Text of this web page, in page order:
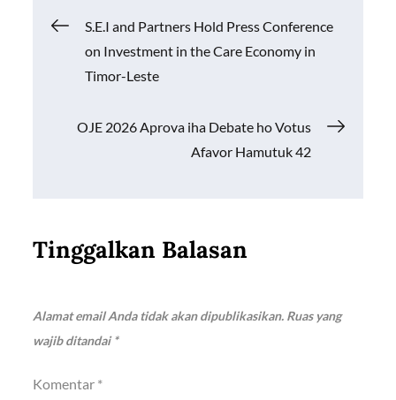
o
p
p
n
k
Navigasi
pos
S.E.I and Partners Hold Press Conference
on Investment in the Care Economy in
Timor-Leste
OJE 2026 Aprova iha Debate ho Votus
Afavor Hamutuk 42
Tinggalkan Balasan
Alamat email Anda tidak akan dipublikasikan. Ruas yang
wajib ditandai*
Komentar *